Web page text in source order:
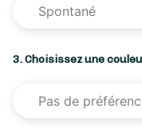
3. Choisissez une